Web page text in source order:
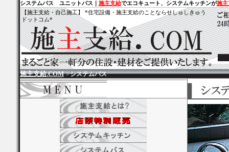
システムバス ユニットバス｜ 施主支給でエコキュート、システムキッチンが施主
【施主支給・自己施工】
*住宅設備・施主支給のことならせしゅしきゅう
ドットコム*
施主支給.COM>システムバス